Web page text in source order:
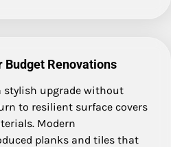
Budget Renovations
stylish upgrade without
to resilient surface covers
Modern
planks and tiles that